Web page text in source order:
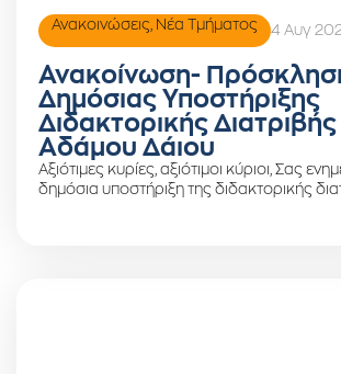
Ανακοινώσεις Νέα Τμήματος 4 Αυγ
Ανακοίνωση-
Δημόσιας Υποστήριξης
Διδακτορικής Διατριβής
Αδάμου Δάιου
Αξιότιμες κυρίες, αξιότιμοι κύριοι, Σας
δημόσια υποστήριξη της διδακτορικής